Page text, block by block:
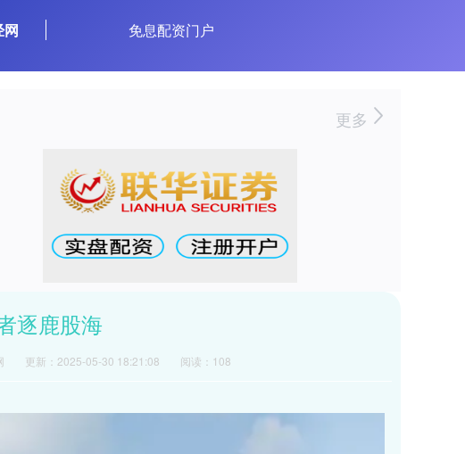
网 免息配资门户
更多
逐鹿股海
更新：2025-05-30 18:21:08 阅读：108